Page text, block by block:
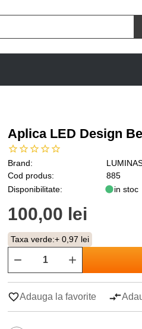
Aplica LED Design
Brand:
Cod produs:
885
Disponibilitate:
in stoc
100,00 lei
Taxa verde:+ 0,97 lei
Adauga la favorite